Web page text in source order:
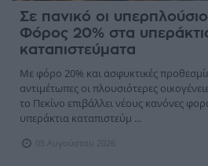
Σε πανικό οι
Φόρος 20% στα
καταπιστεύματα
Με φόρο 20% και ασφυκτικές
αντιμέτωπες οι πλουσιότερες
το Πεκίνο επιβάλλει νέους κανόνες
υπεράκτια καταπιστεύμ ...
05 Αυγούστου 2026